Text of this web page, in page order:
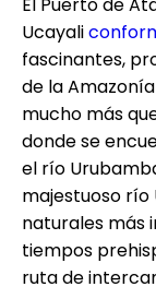
Ucayali
fascinantes,
de la
mucho más
donde se
el río
majestuoso río
naturales más
tiempos
ruta de